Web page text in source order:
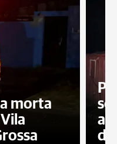
morta
do